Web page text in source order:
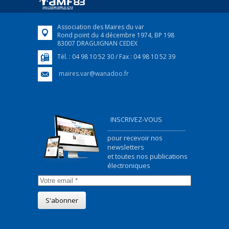
FEUILLETER
Association des Maires du var
Rond point du 4 décembre 1974, BP 198
83007 DRAGUIGNAN CEDEX
Tél. : 04 98 10 52 30 / Fax : 04 98 10 52 39
maires.var@wanadoo.fr
INSCRIVEZ-VOUS
...................................................
pour recevoir nos
newsletters
et toutes nos publications
électroniques